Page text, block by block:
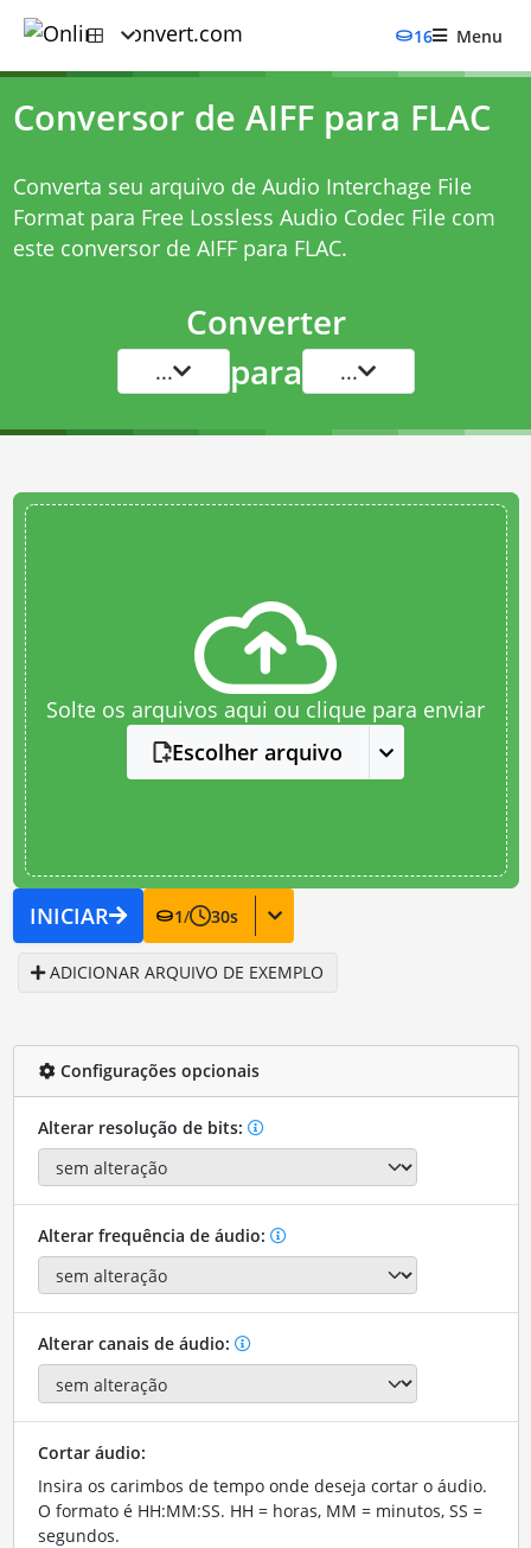
16 Menu
Conversor de AIFF para FLAC
Converta seu arquivo de Audio Interchage File
Format para Free Lossless Audio Codec File com
este conversor de AIFF para FLAC.
Converter
... para ...
Solte os arquivos aqui ou clique para enviar
Escolher arquivo
INICIAR 1/ 30s
ADICIONAR ARQUIVO DE EXEMPLO
Configurações opcionais
Alterar resolução de bits:
Alterar frequência de áudio:
Alterar canais de áudio:
Cortar áudio:
Insira os carimbos de tempo onde deseja cortar o áudio.
O formato é HH:MM:SS. HH = horas, MM = minutos, SS =
segundos.